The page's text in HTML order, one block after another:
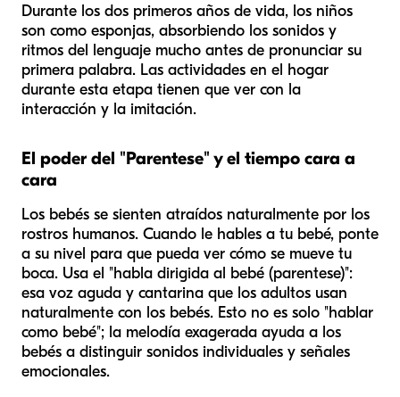
Durante los dos primeros años de vida, los niños
son como esponjas, absorbiendo los sonidos y
ritmos del lenguaje mucho antes de pronunciar su
primera palabra. Las actividades en el hogar
durante esta etapa tienen que ver con la
interacción y la imitación.
El poder del "Parentese" y el tiempo cara a
cara
Los bebés se sienten atraídos naturalmente por los
rostros humanos. Cuando le hables a tu bebé, ponte
a su nivel para que pueda ver cómo se mueve tu
boca. Usa el "habla dirigida al bebé (parentese)":
esa voz aguda y cantarina que los adultos usan
naturalmente con los bebés. Esto no es solo "hablar
como bebé"; la melodía exagerada ayuda a los
bebés a distinguir sonidos individuales y señales
emocionales.